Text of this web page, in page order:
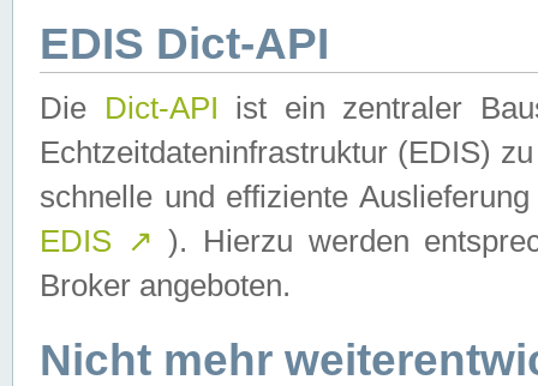
EDIS Dict-API
Die Dict-API ist ein zentraler
Echtzeitdateninfrastruktur (EDIS)
schnelle und effiziente
EDIS ↗ ). Hierzu werden
Broker angeboten.
Nicht mehr